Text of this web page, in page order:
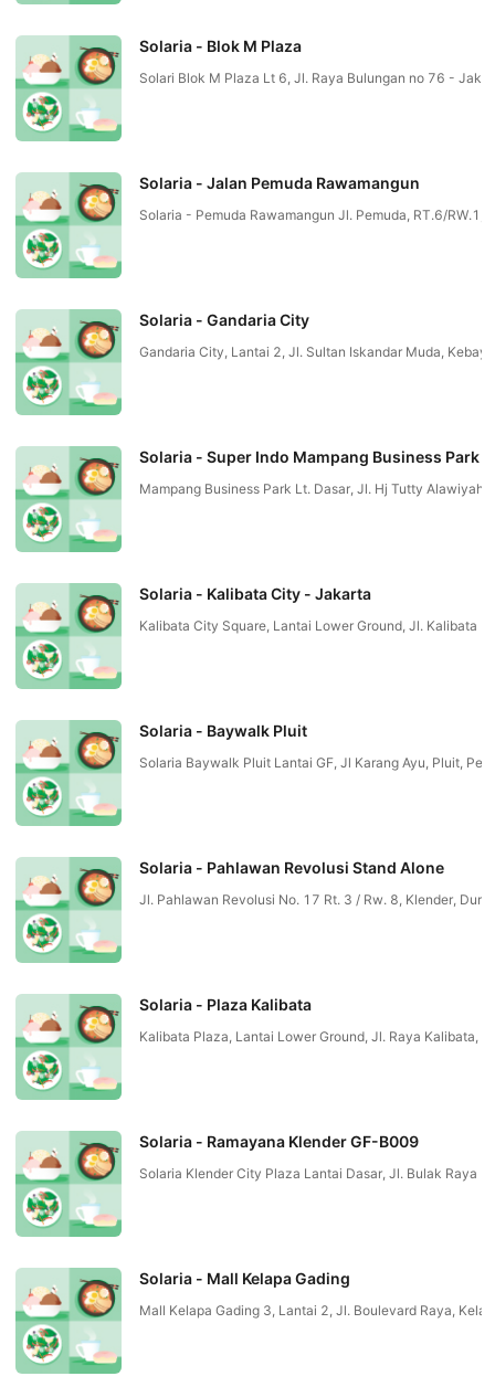
Solaria - Blok M Plaza
Solari Blok M Plaza Lt 6, Jl. Raya Bulungan no 76 -
Solaria - Jalan Pemuda Rawamangun
Solaria - Pemuda Rawamangun Jl. Pemuda, RT.6/
Solaria - Gandaria City
Gandaria City, Lantai 2, Jl. Sultan Iskandar Muda,
Solaria - Super Indo Mampang Business Park
Mampang Business Park Lt. Dasar, Jl. Hj Tutty
Solaria - Kalibata City - Jakarta
Kalibata City Square, Lantai Lower Ground, Jl. Kalibata
Solaria - Baywalk Pluit
Solaria Baywalk Pluit Lantai GF, Jl Karang Ayu, Pluit,
Solaria - Pahlawan Revolusi Stand Alone
Jl. Pahlawan Revolusi No. 17 Rt. 3 / Rw. 8, Klender,
Solaria - Plaza Kalibata
Kalibata Plaza, Lantai Lower Ground, Jl. Raya Kalibata,
Solaria - Ramayana Klender GF-B009
Solaria Klender City Plaza Lantai Dasar, Jl. Bulak Raya
Solaria - Mall Kelapa Gading
Mall Kelapa Gading 3, Lantai 2, Jl. Boulevard Raya,